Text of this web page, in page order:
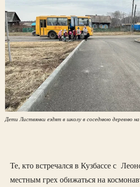
Дети Листвянки ездят в школу в соседнюю деревню
Те, кто встречался в Кузбассе с
местным грех обижаться на